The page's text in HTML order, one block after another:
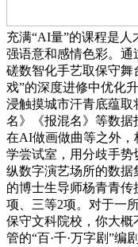
充满“AI量”的课程是
强语意和感情色彩。
磋数智化手艺取保守舞
戏”的深度进修中优化
浸触摸城市汗青底蕴
名》《报混名》等数
在AI做画做曲等之外
学尝试室，用分歧手
纵数字演艺场所的数据
的博士生导师杨青青传
项、三等2项。对于一
保守文科院校，你大
管的“百·千·万字剧”编